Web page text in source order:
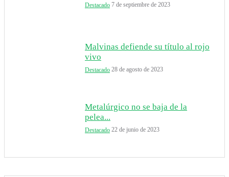
Destacado 7 de septiembre de 2023
Malvinas defiende su título al rojo
vivo
Destacado 28 de agosto de 2023
Metalúrgico no se baja de la
pelea...
Destacado 22 de junio de 2023